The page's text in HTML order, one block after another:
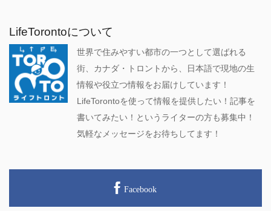
LifeTorontoについて
世界で住みやすい都市の一つとして選ばれる
街、カナダ・トロントから、日本語で現地の生
情報や役立つ情報をお届けしています！
LifeTorontoを使って情報を提供したい！記事を
書いてみたい！というライターの方も募集中！
気軽なメッセージをお待ちしてます！
Facebook